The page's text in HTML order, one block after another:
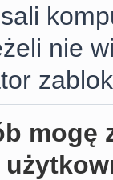
nie
mogę